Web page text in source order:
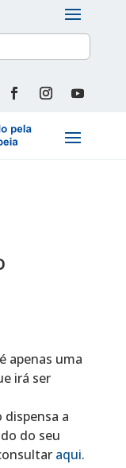
apenas uma
irá ser
a
do seu
aqui.